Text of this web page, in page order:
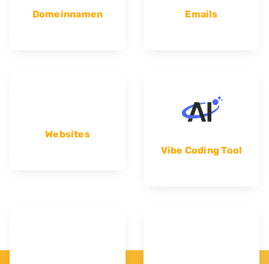
Domeinnamen Emails
Websites
Vibe Coding Tool